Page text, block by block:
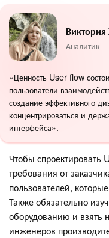
Аналитик
«Ценность User flow
пользователи
создание эффективного
концентрироваться и
интерфейса».
Чтобы спроектировать
требования от
пользователей,
Также обязательно
оборудованию и взять
инженеров